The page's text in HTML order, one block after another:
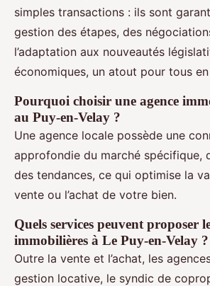
simples transactions : ils sont
gestion des étapes, des
l’adaptation aux nouveautés
économiques, un atout pour tous
Pourquoi choisir une agence
au Puy-en-Velay ?
Une agence locale possède une
approfondie du marché spécifique,
des tendances, ce qui optimise la
vente ou l’achat de votre bien.
Quels services peuvent proposer
immobilières à Le Puy-en-Velay ?
Outre la vente et l’achat, les
gestion locative, le syndic de